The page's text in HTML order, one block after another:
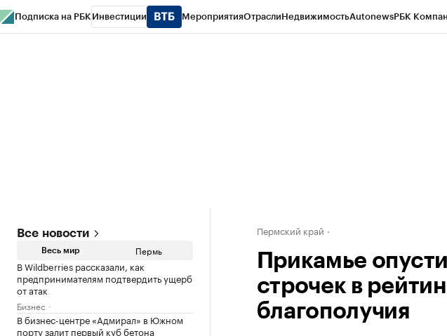
Подписка на РБК Инвестиции МероприятияОтраслиНедвижимостьAutonewsРБК
Все новости
Весь мир Пермь
В Wildberries рассказали, как
предпринимателям подтвердить ущерб
от атак
Бизнес
В бизнес-центре «Адмирал» в Южном
порту залит первый куб бетона
Пермский край
Прикамье
строчек в
благополучия